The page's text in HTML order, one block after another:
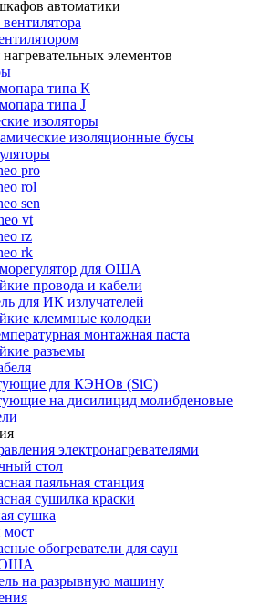
автоматики
элементов
типа К
типа J
изоляторы
изоляционные бусы
pro
rol
sen
vt
rz
rk
для ОША
провода и кабели
для ИК излучателей
клеммные колодки
монтажная паста
разъемы
для КЭНОв (SiC)
на дисилицид молибденовые
электронагревателями
стол
паяльная станция
сушилка краски
сушка
мост
обогреватели для саун
ОША
на разрывную машину